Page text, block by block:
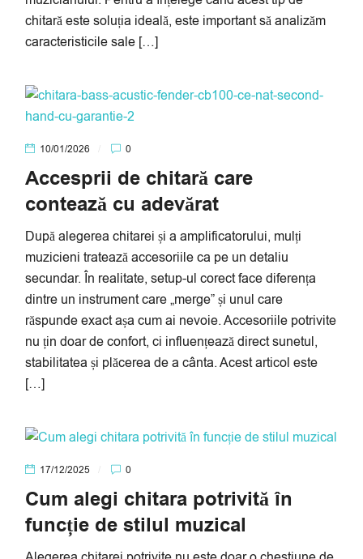
chitară este soluția ideală, este important să analizăm
caracteristicile sale […]
10/01/2026 0
Accesprii de chitară care
contează cu adevărat
După alegerea chitarei și a amplificatorului, mulți
muzicieni tratează accesoriile ca pe un detaliu
secundar. În realitate, setup-ul corect face diferența
dintre un instrument care „merge” și unul care
răspunde exact așa cum ai nevoie. Accesoriile potrivite
nu țin doar de confort, ci influențează direct sunetul,
stabilitatea și plăcerea de a cânta. Acest articol este
[…]
17/12/2025 0
Cum alegi chitara potrivită în
funcție de stilul muzical